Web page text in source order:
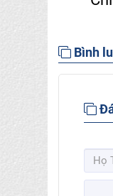
Bình